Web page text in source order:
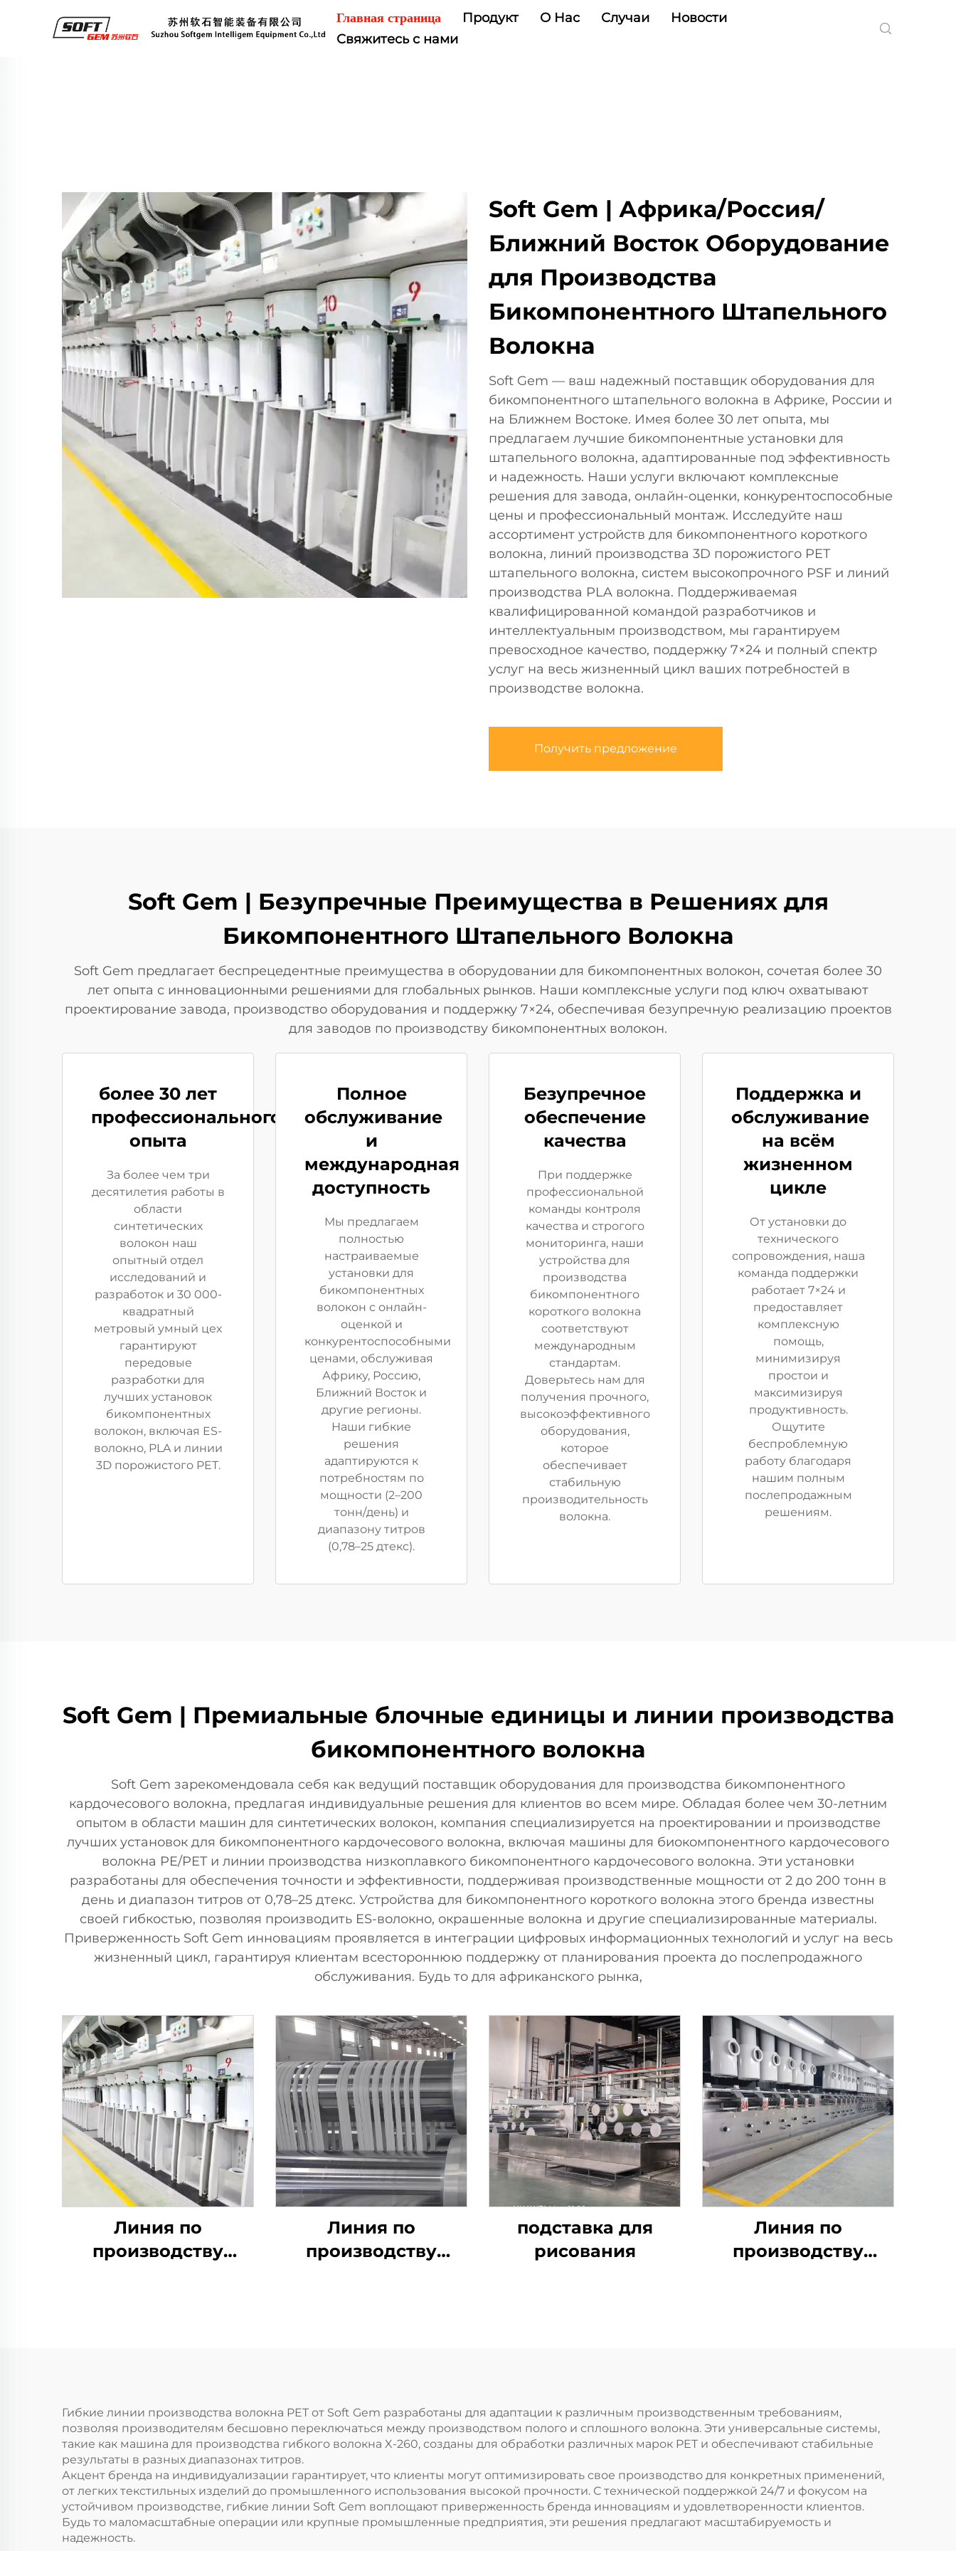
Главная страница Продукт О Нас Случаи
Новости
Свяжитесь с нами
Soft Gem | Африка/Россия/
Ближний Восток Оборудование
для Производства
Бикомпонентного Штапельного
Волокна
Soft Gem — ваш надежный поставщик оборудования для
бикомпонентного штапельного волокна в Африке, России и
на Ближнем Востоке. Имея более 30 лет опыта, мы
предлагаем лучшие бикомпонентные установки для
штапельного волокна, адаптированные под эффективность
и надежность. Наши услуги включают комплексные
решения для завода, онлайн-оценки, конкурентоспособные
цены и профессиональный монтаж. Исследуйте наш
ассортимент устройств для бикомпонентного короткого
волокна, линий производства 3D порожистого PET
штапельного волокна, систем высокопрочного PSF и линий
производства PLA волокна. Поддерживаемая
квалифицированной командой разработчиков и
интеллектуальным производством, мы гарантируем
превосходное качество, поддержку 7×24 и полный спектр
услуг на весь жизненный цикл ваших потребностей в
производстве волокна.
Получить предложение
Soft Gem | Безупречные Преимущества в Решениях для
Бикомпонентного Штапельного Волокна
Soft Gem предлагает беспрецедентные преимущества в оборудовании для бикомпонентных волокон, сочетая более 30
лет опыта с инновационными решениями для глобальных рынков. Наши комплексные услуги под ключ охватывают
проектирование завода, производство оборудования и поддержку 7×24, обеспечивая безупречную реализацию проектов
для заводов по производству бикомпонентных волокон.
более 30 лет
профессионального
опыта
За более чем три
десятилетия работы в
области
синтетических
волокон наш
опытный отдел
исследований и
разработок и 30 000-
квадратный
метровый умный цех
гарантируют
передовые
разработки для
лучших установок
бикомпонентных
волокон, включая ES-
волокно, PLA и линии
3D порожистого PET.
Полное
обслуживание
и
международная
доступность
Мы предлагаем
полностью
настраиваемые
установки для
бикомпонентных
волокон с онлайн-
оценкой и
конкурентоспособными
ценами, обслуживая
Африку, Россию,
Ближний Восток и
другие регионы.
Наши гибкие
решения
адаптируются к
потребностям по
мощности (2–200
тонн/день) и
диапазону титров
(0,78–25 дтекс).
Безупречное
обеспечение
качества
При поддержке
профессиональной
команды контроля
качества и строгого
мониторинга, наши
устройства для
производства
бикомпонентного
короткого волокна
соответствуют
международным
стандартам.
Доверьтесь нам для
получения прочного,
высокоэффективного
оборудования,
которое
обеспечивает
стабильную
производительность
волокна.
Поддержка и
обслуживание
на всём
жизненном
цикле
От установки до
технического
сопровождения, наша
команда поддержки
работает 7×24 и
предоставляет
комплексную
помощь,
минимизируя
простои и
максимизируя
продуктивность.
Ощутите
беспроблемную
работу благодаря
нашим полным
послепродажным
решениям.
Soft Gem | Премиальные блочные единицы и линии производства
бикомпонентного волокна
Soft Gem зарекомендовала себя как ведущий поставщик оборудования для производства бикомпонентного
кардочесового волокна, предлагая индивидуальные решения для клиентов во всем мире. Обладая более чем 30-летним
опытом в области машин для синтетических волокон, компания специализируется на проектировании и производстве
лучших установок для бикомпонентного кардочесового волокна, включая машины для биокомпонентного кардочесового
волокна PE/PET и линии производства низкоплавкого бикомпонентного кардочесового волокна. Эти установки
разработаны для обеспечения точности и эффективности, поддерживая производственные мощности от 2 до 200 тонн в
день и диапазон титров от 0,78–25 дтекс. Устройства для бикомпонентного короткого волокна этого бренда известны
своей гибкостью, позволяя производить ES-волокно, окрашенные волокна и другие специализированные материалы.
Приверженность Soft Gem инновациям проявляется в интеграции цифровых информационных технологий и услуг на весь
жизненный цикл, гарантируя клиентам всестороннюю поддержку от планирования проекта до послепродажного
обслуживания. Будь то для африканского рынка,
Линия по
производству
Линия по
производству
волокна
подставка для
рисования
Линия по
производству
Гибкие линии производства волокна PET от Soft Gem разработаны для адаптации к различным производственным требованиям,
позволяя производителям бесшовно переключаться между производством полого и сплошного волокна. Эти универсальные системы,
такие как машина для производства гибкого волокна X-260, созданы для обработки различных марок PET и обеспечивают стабильные
результаты в разных диапазонах титров.
Акцент бренда на индивидуализации гарантирует, что клиенты могут оптимизировать свое производство для конкретных применений,
от легких текстильных изделий до промышленного использования высокой прочности. С технической поддержкой 24/7 и фокусом на
устойчивом производстве, гибкие линии Soft Gem воплощают приверженность бренда инновациям и удовлетворенности клиентов.
Будь то маломасштабные операции или крупные промышленные предприятия, эти решения предлагают масштабируемость и
надежность.